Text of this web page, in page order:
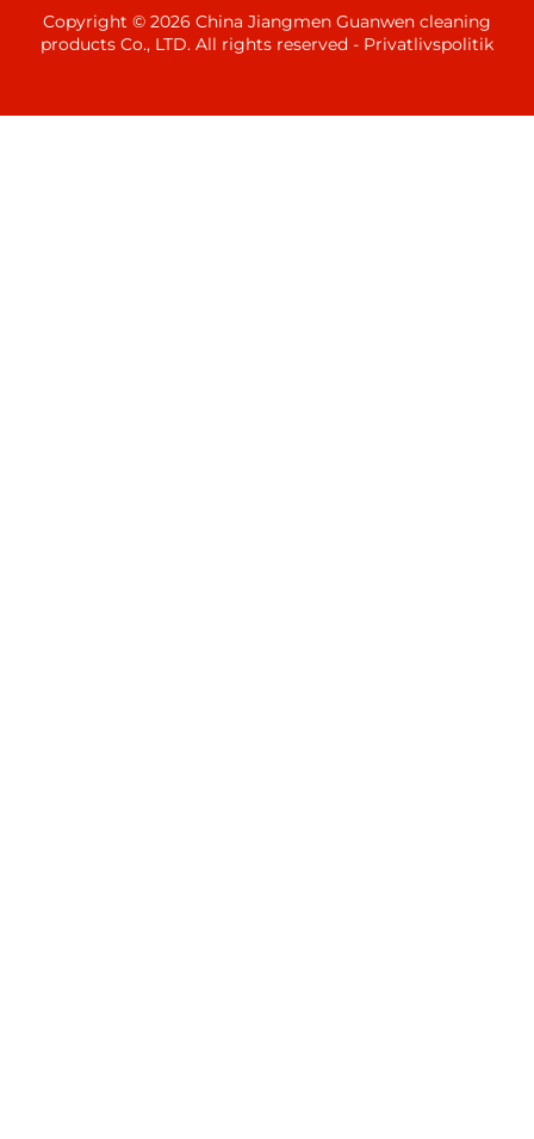
Copyright © 2026 China Jiangmen Guanwen cleaning
products Co., LTD. All rights reserved - Privatlivspolitik